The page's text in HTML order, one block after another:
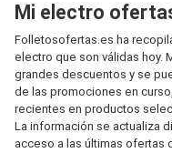
Mi electro
Folletosofertas.es ha
electro que son válidas hoy.
grandes descuentos y se
de las promociones en
recientes en productos
La información se actualiza
acceso a las últimas ofertas